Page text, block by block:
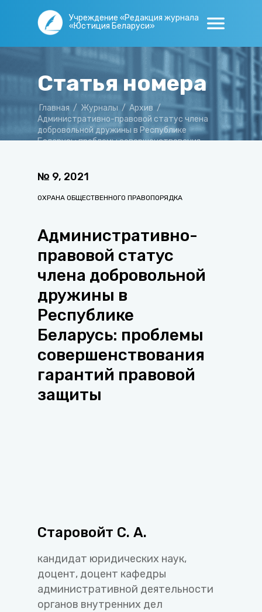
Учреждение «Редакция журнала
«Юстиция Беларуси»
Статья номера
Главная / Журналы / Архив /
Административно-правовой статус члена
добровольной дружины в Республике
Беларусь: проблемы совершенствования
№ 9, 2021
ОХРАНА ОБЩЕСТВЕННОГО ПРАВОПОРЯДКА
Административно-
правовой статус
члена добровольной
дружины в
Республике
Беларусь: проблемы
совершенствования
гарантий правовой
защиты
Старовойт С. А.
кандидат юридических наук,
доцент, доцент кафедры
административной деятельности
органов внутренних дел